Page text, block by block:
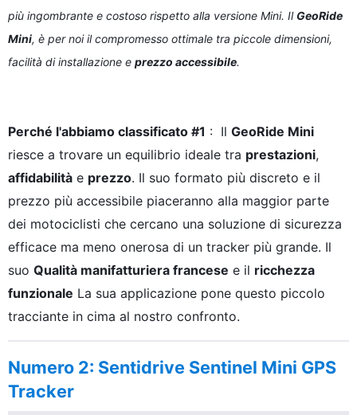
più ingombrante e costoso rispetto alla versione Mini. Il GeoRide
Mini, è per noi il compromesso ottimale tra piccole dimensioni,
facilità di installazione e prezzo accessibile.
Perché l'abbiamo classificato #1 : Il GeoRide Mini
riesce a trovare un equilibrio ideale tra prestazioni,
affidabilità e prezzo. Il suo formato più discreto e il
prezzo più accessibile piaceranno alla maggior parte
dei motociclisti che cercano una soluzione di sicurezza
efficace ma meno onerosa di un tracker più grande. Il
suo Qualità manifatturiera francese e il ricchezza
funzionale La sua applicazione pone questo piccolo
tracciante in cima al nostro confronto.
Numero 2: Sentidrive Sentinel Mini GPS
Tracker